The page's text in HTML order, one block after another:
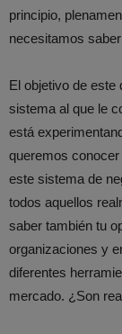
principio,
necesitamos
El objetivo de este
sistema al que le
está
queremos
este sistema de
todos aquellos
saber también tu
organizaciones y
diferentes
mercado. ¿Son